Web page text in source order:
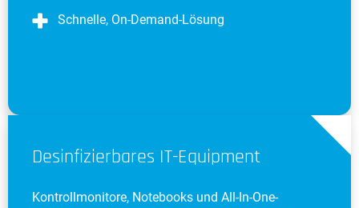
Schnelle, On-Demand-Lösung
Desinfizierbares IT-Equipment
Kontrollmonitore, Notebooks und All-In-One-